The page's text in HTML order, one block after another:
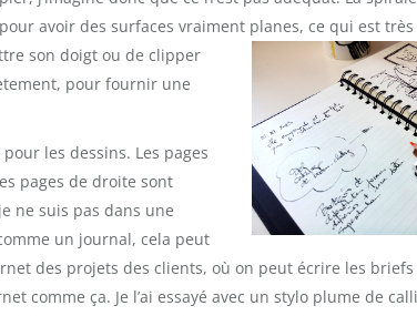
avoir des surfaces vraiment planes, ce qui est
son doigt ou de clipper
pour fournir une
les dessins. Les pages
pages de droite sont
ne suis pas dans une
un journal, cela peut
des projets des clients, où on peut écrire les
comme ça. Je l’ai essayé avec un stylo plume de